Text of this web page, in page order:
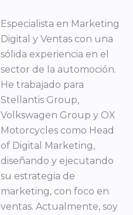
Especialista en Marketing
Digital y Ventas con una
sólida experiencia en el
sector de la automoción.
He trabajado para
Stellantis Group,
Volkswagen Group y OX
Motorcycles como Head
of Digital Marketing,
diseñando y ejecutando
su estrategia de
marketing, con foco en
ventas. Actualmente, soy